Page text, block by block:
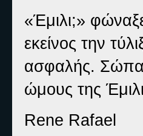
«Έμιλι;»
εκείνος την
ασφαλής.
ώμους της
Rene Rafael